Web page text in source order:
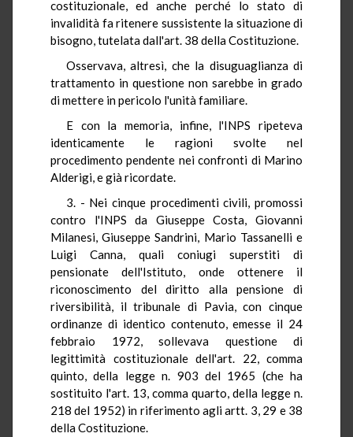
costituzionale, ed anche perché lo stato di
invalidità fa ritenere sussistente la situazione di
bisogno, tutelata dall'art. 38 della Costituzione.
Osservava, altresì, che la disuguaglianza di
trattamento in questione non sarebbe in grado
di mettere in pericolo l'unità familiare.
E con la memoria, infine, l'INPS ripeteva
identicamente le ragioni svolte nel
procedimento pendente nei confronti di Marino
Alderigi, e già ricordate.
3. - Nei cinque procedimenti civili, promossi
contro l'INPS da Giuseppe Costa, Giovanni
Milanesi, Giuseppe Sandrini, Mario Tassanelli e
Luigi Canna, quali coniugi superstiti di
pensionate dell'Istituto, onde ottenere il
riconoscimento del diritto alla pensione di
riversibilità, il tribunale di Pavia, con cinque
ordinanze di identico contenuto, emesse il 24
febbraio 1972, sollevava questione di
legittimità costituzionale dell'art. 22, comma
quinto, della legge n. 903 del 1965 (che ha
sostituito l'art. 13, comma quarto, della legge n.
218 del 1952) in riferimento agli artt. 3, 29 e 38
della Costituzione.